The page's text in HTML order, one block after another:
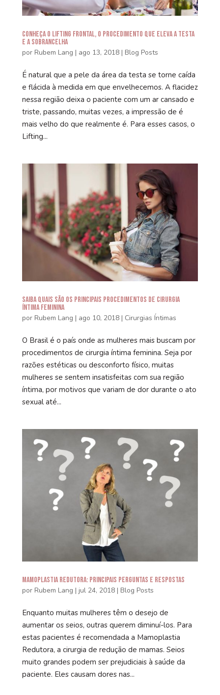
Conheça o Lifting Frontal, o procedimento que eleva a testa
e a sobrancelha
por Rubem Lang | ago 13, 2018| Blog Posts
É natural que a pele da área da testa se torne caída
e flácida à medida em que envelhecemos. A flacidez
nessa região deixa o paciente com um ar cansado e
triste, passando, muitas vezes, a impressão de é
mais velho do que realmente é. Para esses casos, o
Lifting...
Saiba quais são os principais procedimentos de Cirurgia
Íntima Feminina
por Rubem Lang | ago 10, 2018| Cirurgias Íntimas
O Brasil é o país onde as mulheres mais buscam por
procedimentos de cirurgia íntima feminina. Seja por
razões estéticas ou desconforto físico, muitas
mulheres se sentem insatisfeitas com sua região
íntima, por motivos que variam de dor durante o ato
sexual até...
Mamoplastia Redutora: Principais Perguntas e Respostas
por Rubem Lang | jul 24, 2018| Blog Posts
Enquanto muitas mulheres têm o desejo de
aumentar os seios, outras querem diminuí-los. Para
estas pacientes é recomendada a Mamoplastia
Redutora, a cirurgia de redução de mamas. Seios
muito grandes podem ser prejudiciais à saúde da
paciente. Eles causam dores nas...